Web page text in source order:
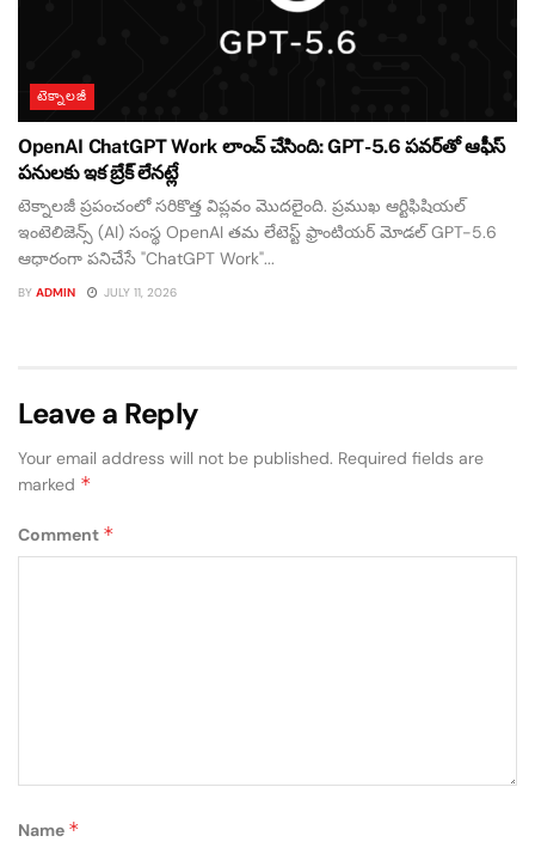
టెక్నాలజీ
OpenAI ChatGPT Work లాంచ్ చేసింది: GPT-5.6 పవర్‌తో ఆఫీస్
పనులకు ఇక బ్రేక్ లేనట్లే
టెక్నాలజీ ప్రపంచంలో సరికొత్త విప్లవం మొదలైంది. ప్రముఖ ఆర్టిఫిషియల్
ఇంటెలిజెన్స్ (AI) సంస్థ OpenAI తమ లేటెస్ట్ ఫ్రాంటియర్ మోడల్ GPT-5.6
ఆధారంగా పనిచేసే "ChatGPT Work"...
BY ADMIN JULY 11, 2026
Leave a Reply
Your email address will not be published. Required fields are
marked *
Comment *
Name *